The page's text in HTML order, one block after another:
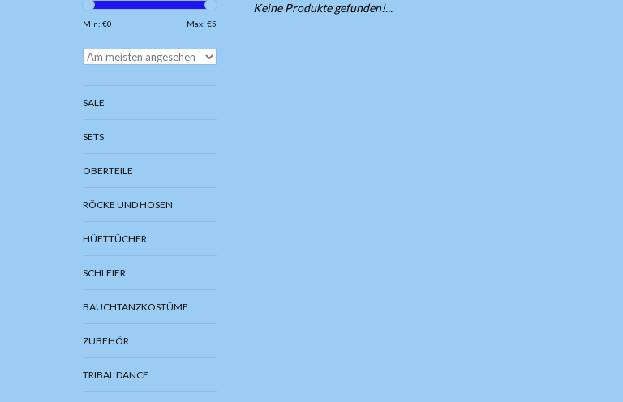
Min: €0 Max: €5
SALE
SETS
OBERTEILE
RÖCKE UND HOSEN
HÜFTTÜCHER
SCHLEIER
BAUCHTANZKOSTÜME
ZUBEHÖR
TRIBAL DANCE
Keine Produkte gefunden!...